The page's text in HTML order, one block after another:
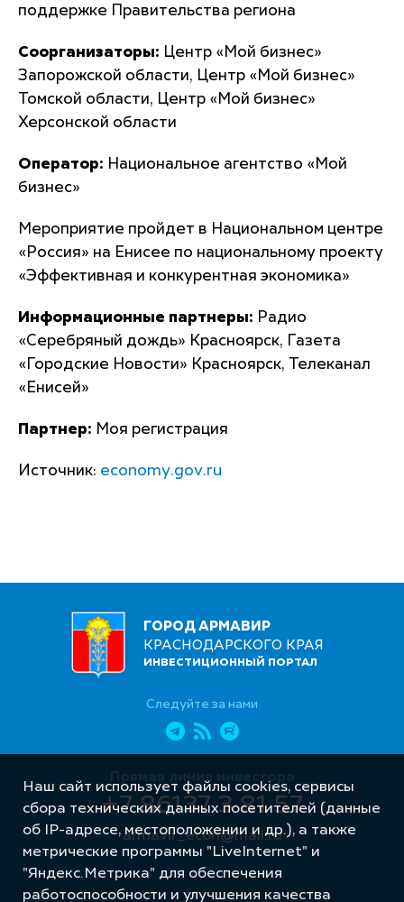
поддержке Правительства региона
Соорганизаторы: Центр «Мой бизнес»
Запорожской области, Центр «Мой бизнес»
Томской области, Центр «Мой бизнес»
Херсонской области
Оператор: Национальное агентство «Мой
бизнес»
Мероприятие пройдет в Национальном центре
«Россия» на Енисее по национальному проекту
«Эффективная и конкурентная экономика»
Информационные партнеры: Радио
«Серебряный дождь» Красноярск, Газета
«Городские Новости» Красноярск, Телеканал
«Енисей»
Партнер: Моя регистрация
Источник: economy.gov.ru
ГОРОД АРМАВИР
КРАСНОДАРСКОГО КРАЯ
ИНВЕСТИЦИОННЫЙ ПОРТАЛ
Следуйте за нами
Прямая линия инвестора
+7 86137 3 81 57
armavir_econ@mail.ru
Наш сайт использует файлы cookies, сервисы
сбора технических данных посетителей (данные
об IP-адресе, местоположении и др.), а также
метрические программы "LiveInternet" и
"Яндекс.Метрика" для обеспечения
работоспособности и улучшения качества